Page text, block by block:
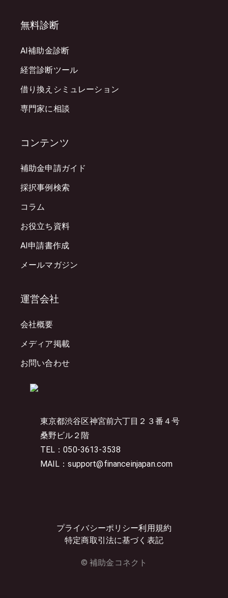
東京都渋谷区神宮前六丁目２３番４号
桑野ビル２階
TEL：050-3613-3538
MAIL：support@financeinjapan.com
プライバシーポリシー利用規約
特定商取引法に基づく表記
© 補助金コネクト
無料診断
AI補助金診断
経営診断ツール
借り換えシミュレーション
専門家に相談
コンテンツ
補助金申請ガイド
採択事例検索
コラム
お役立ち資料
AI申請書作成
メールマガジン
運営会社
会社概要
メディア掲載
お問い合わせ